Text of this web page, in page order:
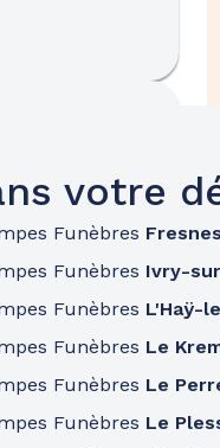
votre
Funèbres Fresnes
Funèbres Ivry-
Funèbres L'Haÿ-
Funèbres Le
Funèbres Le
Funèbres Le